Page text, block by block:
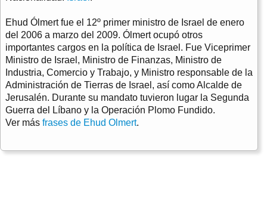
Ehud Ólmert fue el 12º primer ministro de Israel de enero
del 2006 a marzo del 2009. Ólmert ocupó otros
importantes cargos en la política de Israel. Fue Viceprimer
Ministro de Israel, Ministro de Finanzas, Ministro de
Industria, Comercio y Trabajo, y Ministro responsable de la
Administración de Tierras de Israel, así como Alcalde de
Jerusalén. Durante su mandato tuvieron lugar la Segunda
Guerra del Líbano y la Operación Plomo Fundido.
Ver más frases de Ehud Olmert.